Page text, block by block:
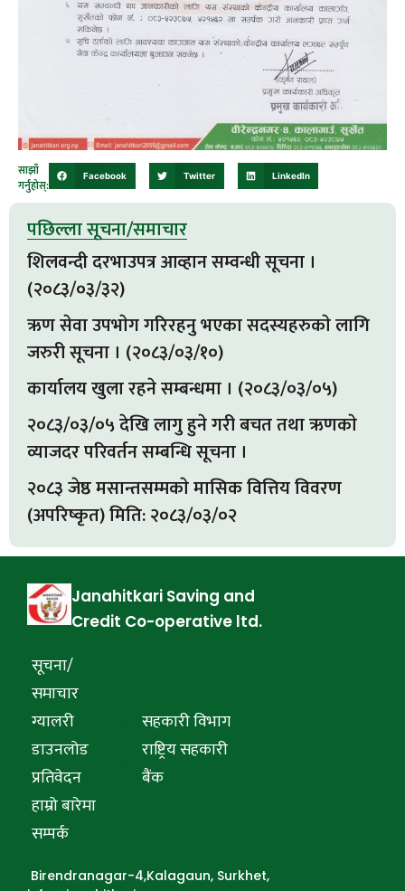
साझाँ
गर्नुहोस्:
Facebook Twitter LinkedIn
पछिल्ला सूचना/समाचार
शिलवन्दी दरभाउपत्र आव्हान सम्वन्धी सूचना ।
(२०८३/०३/३२)
ऋण सेवा उपभाेग गरिरहनु भएका सदस्यहरुकाे लागि
जरुरी सूचना । (२०८३/०३/१०)
कार्यालय खुला रहने सम्बन्धमा । (२०८३/०३/०५)
२०८३/०३/०५ देखि लागु हुने गरी बचत तथा ऋणकाे
व्याजदर परिवर्तन सम्बन्धि सूचना ।
२०८३ जेष्ठ मसान्तसम्मकाे मासिक वित्तिय विवरण
(अपरिष्कृत) मिति: २०८३/०३/०२
Janahitkari Saving and
Credit Co-operative ltd.
सूचना/
समाचार
ग्यालरी
डाउनलोड
प्रतिवेदन
हाम्रो बारेमा
सम्पर्क
सहकारी विभाग
राष्ट्रिय सहकारी
बैंक
Birendranagar-4,Kalagaun, Surkhet,